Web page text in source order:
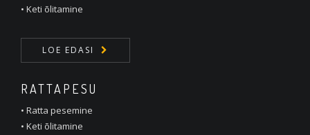
• Keti õlitamine
LOE EDASI
RATTAPESU
• Ratta pesemine
• Keti õlitamine